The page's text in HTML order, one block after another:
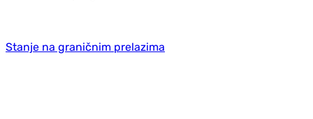
Stanje na graničnim prelazima